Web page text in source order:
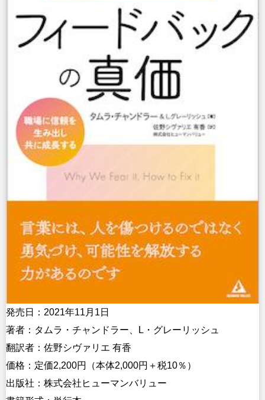
発売日：2021年11月1日
著者：タムラ・チャンドラー、L・グレーリッシュ
翻訳者：佐野シヴァリエ 有香
価格：定価2,200円（本体2,000円＋税10％）
出版社：株式会社ヒューマンバリュー